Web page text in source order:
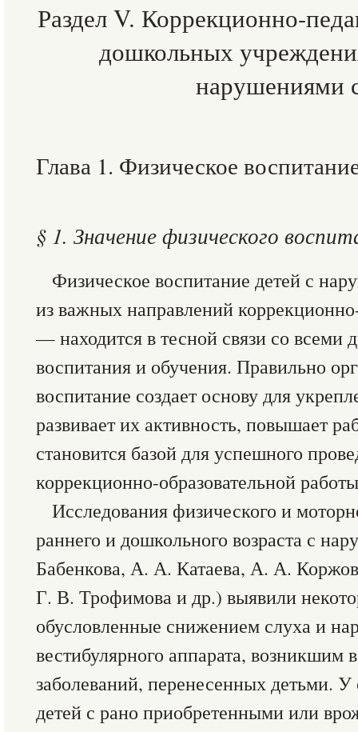
Раздел V. Коррекционно-
дошкольных
нарушениями
Глава 1. Физическое
§ 1. Значение физического
Физическое воспитание детей с
из важных направлений
— находится в тесной связи со всеми
воспитания и обучения. Правильно
воспитание создает основу для
развивает их активность, повышает
становится базой для успешного
коррекционно-образовательной
Исследования физического и
раннего и дошкольного возраста с
Бабенкова, А. А. Катаева, А. А.
Г. В. Трофимова и др.) выявили
обусловленные снижением слуха и
вестибулярного аппарата, возникшим
заболеваний, перенесенных детьми.
детей с рано приобретенными или